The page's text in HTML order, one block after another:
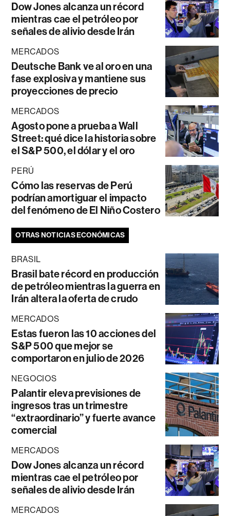
Dow Jones alcanza un récord
mientras cae el petróleo por
señales de alivio desde Irán
MERCADOS
Deutsche Bank ve al oro en una
fase explosiva y mantiene sus
proyecciones de precio
MERCADOS
Agosto pone a prueba a Wall
Street: qué dice la historia sobre
el S&P 500, el dólar y el oro
PERÚ
Cómo las reservas de Perú
podrían amortiguar el impacto
del fenómeno de El Niño Costero
OTRAS NOTICIAS ECONÓMICAS
BRASIL
Brasil bate récord en producción
de petróleo mientras la guerra en
Irán altera la oferta de crudo
MERCADOS
Estas fueron las 10 acciones del
S&P 500 que mejor se
comportaron en julio de 2026
NEGOCIOS
Palantir eleva previsiones de
ingresos tras un trimestre
“extraordinario” y fuerte avance
comercial
MERCADOS
Dow Jones alcanza un récord
mientras cae el petróleo por
señales de alivio desde Irán
MERCADOS